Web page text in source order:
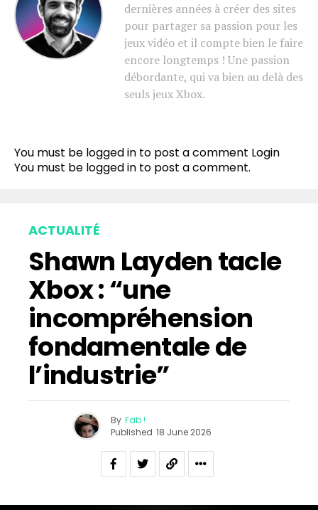
dernières années à créer des sites
pour partager sa passion pour les
jeux vidéo et il compte bien le faire
encore longtemps ! Une passion
débordante, qui va bien au delà des
seuls jeux Xbox.
You must be logged in to post a comment Login
You must be logged in to post a comment.
ACTUALITÉ
Shawn Layden tacle
Xbox : “une
incompréhension
fondamentale de
l’industrie”
By Fab !
Published 18 June 2026
Pinterest